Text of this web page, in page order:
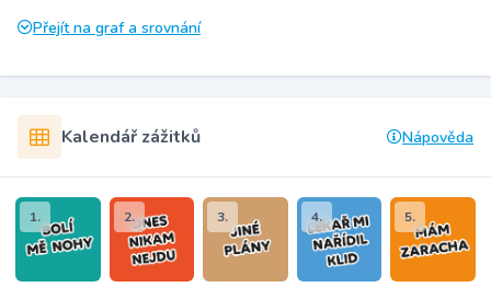
Přejít na graf a srovnání
Kalendář zážitků Nápověda
1. 2. 3. 4. 5.